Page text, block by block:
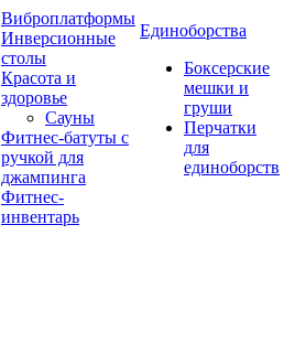
Виброплатформы
Инверсионные
столы
Красота и
здоровье
Сауны
Фитнес-батуты с
ручкой для
джампинга
Фитнес-
инвентарь
Единоборства
Боксерские
мешки и
груши
Перчатки
для
единоборств